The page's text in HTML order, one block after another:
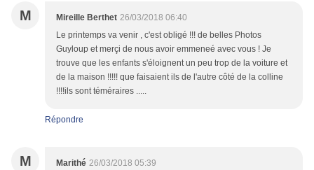
M Mireille Berthet 26/03/2018 06:40
Le printemps va venir , c'est obligé !!! de belles Photos
Guyloup et merçi de nous avoir emmeneé avec vous ! Je
trouve que les enfants s'éloignent un peu trop de la voiture et
de la maison !!!!! que faisaient ils de l'autre côté de la colline
!!!!ils sont téméraires .....
Répondre
M Marithé 26/03/2018 05:39